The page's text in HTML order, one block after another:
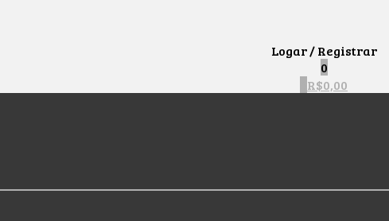
Logar / Registrar
0
R$0,00